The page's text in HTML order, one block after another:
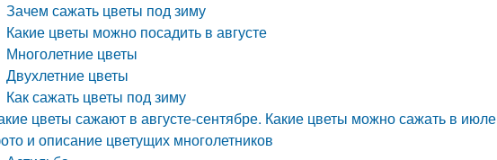
Зачем сажать цветы под зиму
Какие цветы можно посадить в августе
Многолетние цветы
Двухлетние цветы
Как сажать цветы под зиму
цветы сажают в августе-сентябре. Какие цветы можно сажать в
и описание цветущих многолетников